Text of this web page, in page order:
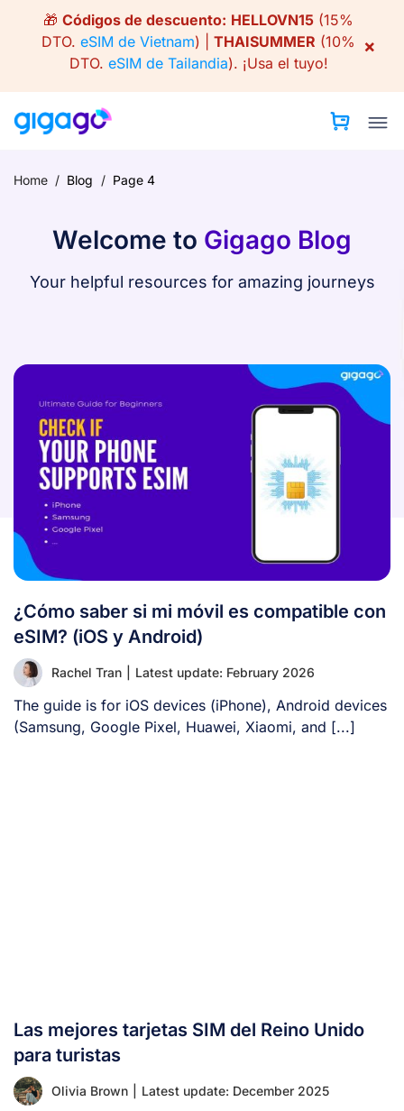
🎁 Códigos de descuento: HELLOVN15 (15%
DTO. eSIM de Vietnam) | THAISUMMER (10%
DTO. eSIM de Tailandia). ¡Usa el tuyo!
×
Home / Blog / Page 4
Welcome to Gigago Blog
Your helpful resources for amazing journeys
¿Cómo saber si mi móvil es compatible con
eSIM? (iOS y Android)
Rachel Tran Latest update: February 2026
The guide is for iOS devices (iPhone), Android devices
(Samsung, Google Pixel, Huawei, Xiaomi, and [...]
Las mejores tarjetas SIM del Reino Unido
para turistas
Olivia Brown Latest update: December 2025